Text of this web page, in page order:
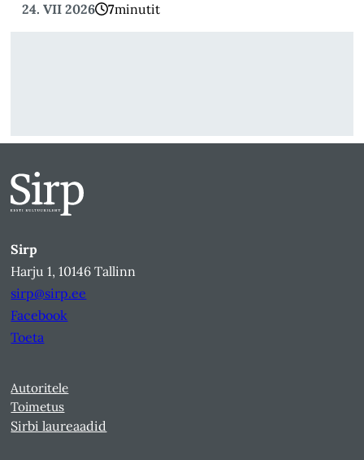
24. VII 2026 7minutit
Sirp
Harju 1, 10146 Tallinn
sirp@sirp.ee
Facebook
Toeta
Autoritele
Toimetus
Sirbi laureaadid